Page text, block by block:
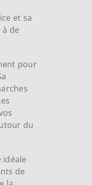
et sa
de
pour
du
idéale
de